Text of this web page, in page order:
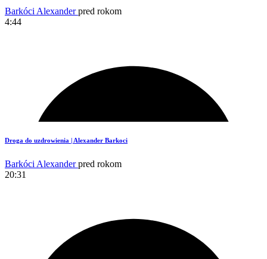
3
Barkóci Alexanderpred rokom
4:44
Droga do uzdrowienia | Alexander Barkoci
Barkóci Alexanderpred rokom
20:31